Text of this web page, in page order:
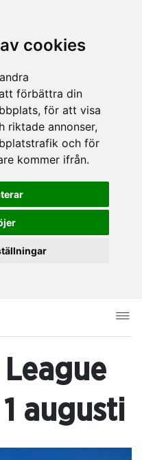
cookies
förbättra din
för att visa
riktade annonser,
och för
kommer ifrån.
augusti